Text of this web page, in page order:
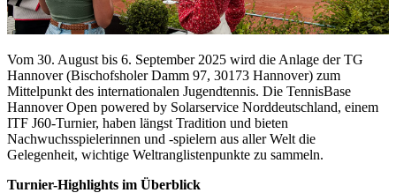
Vom 30. August bis 6. September 2025 wird die Anlage der TG
Hannover (Bischofsholer Damm 97, 30173 Hannover) zum
Mittelpunkt des internationalen Jugendtennis. Die TennisBase
Hannover Open powered by Solarservice Norddeutschland, einem
ITF J60-Turnier, haben längst Tradition und bieten
Nachwuchsspielerinnen und -spielern aus aller Welt die
Gelegenheit, wichtige Weltranglistenpunkte zu sammeln.
Turnier-Highlights im Überblick